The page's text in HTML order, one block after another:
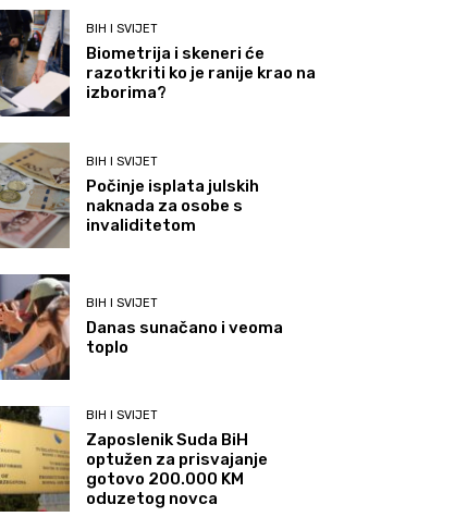
BIH I SVIJET
Biometrija i skeneri će
razotkriti ko je ranije krao na
izborima?
BIH I SVIJET
Počinje isplata julskih
naknada za osobe s
invaliditetom
BIH I SVIJET
Danas sunačano i veoma
toplo
BIH I SVIJET
Zaposlenik Suda BiH
optužen za prisvajanje
gotovo 200.000 KM
oduzetog novca